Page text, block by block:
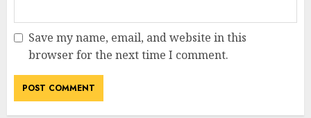
Save my name, email, and website in this
browser for the next time I comment.